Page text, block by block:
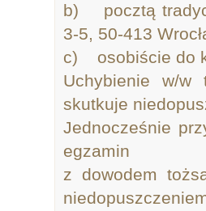
b) pocztą
3-5, 50-413
c) osobiście do
Uchybienie w/w
skutkuje
Jednocześnie
egzamin
z dowodem